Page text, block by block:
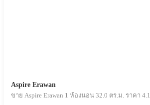
Aspire Erawan
ขาย Aspire Erawan 1 ห้องนอน 32.0 ตร.ม. ราคา